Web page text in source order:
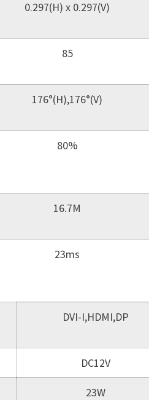
0.297(H) x 0.297(V)
85
176°(H),176°(V)
80%
16.7M
23ms
DVI-I,HDMI,DP
DC12V
23W